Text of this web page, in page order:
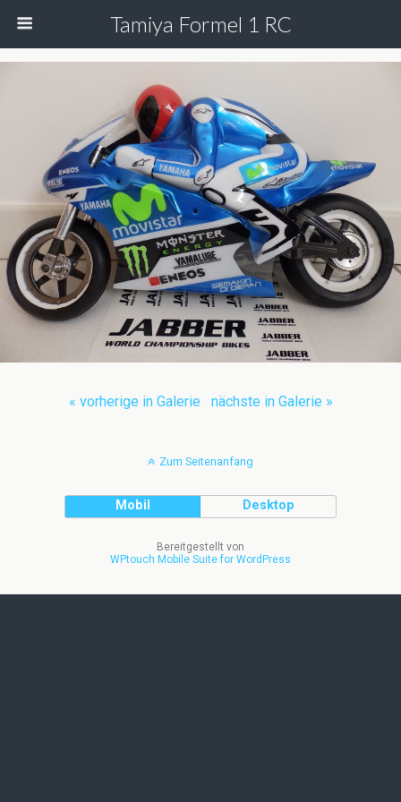
Tamiya Formel 1 RC
« vorherige in Galerie nächste in Galerie »
Zum Seitenanfang
Mobil Desktop
Bereitgestellt von
WPtouch Mobile Suite for WordPress